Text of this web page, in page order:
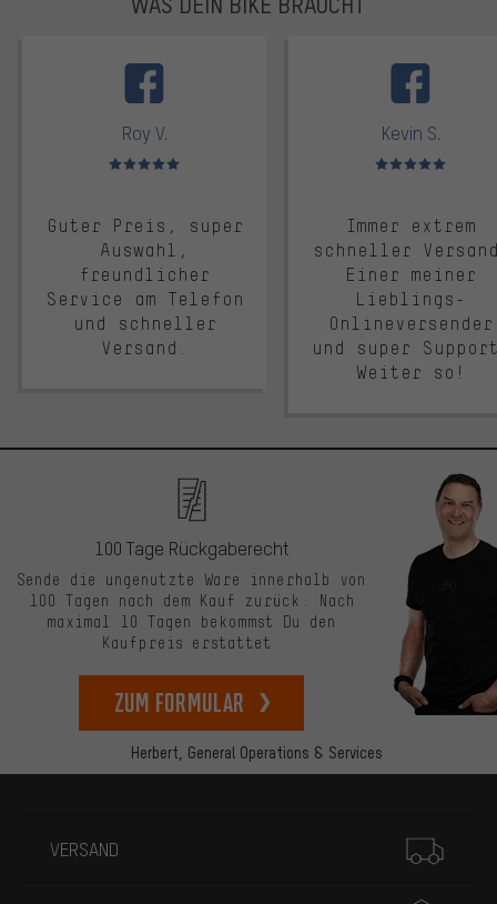
Roy V.
Bewertungen: 5 von 5
Guter Preis, super
Auswahl,
freundlicher
Service am Telefon
und schneller
Versand.
Kevin S.
Bewertungen: 5 von 5
Immer extrem
schneller
Einer meiner
Lieblings-
Onlineversender
und super
Weiter so!
Herbert, General Operations & Services
100 Tage Rückgaberecht
Sende die ungenutzte Ware innerhalb von
100 Tagen nach dem Kauf zurück. Nach
maximal 10 Tagen bekommst Du den
Kaufpreis erstattet.
zum Formular
VERSAND